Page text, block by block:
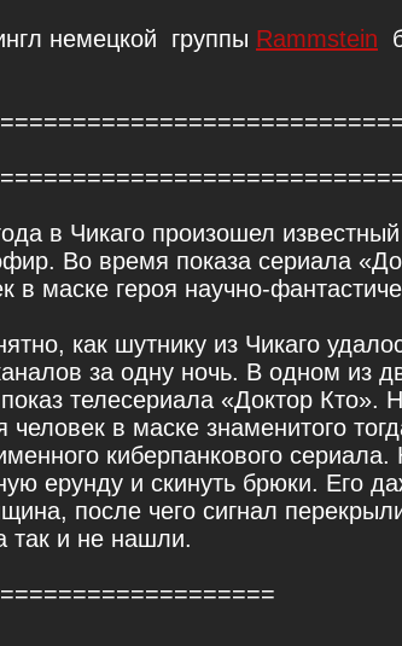
немецкой группы Rammstein
в Чикаго произошел
Во время показа сериала
в маске героя научно-
как шутнику из Чикаго
за одну ночь. В одном из
телесериала «Доктор Кто».
человек в маске знаменитого
киберпанкового сериала.
ерунду и скинуть брюки. Его
после чего сигнал
так и не нашли.